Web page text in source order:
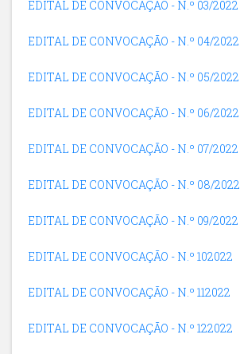
EDITAL DE CONVOCAÇÃO - N.º 03/2022
EDITAL DE CONVOCAÇÃO - N.º 04/2022
EDITAL DE CONVOCAÇÃO - N.º 05/2022
EDITAL DE CONVOCAÇÃO - N.º 06/2022
EDITAL DE CONVOCAÇÃO - N.º 07/2022
EDITAL DE CONVOCAÇÃO - N.º 08/2022
EDITAL DE CONVOCAÇÃO - N.º 09/2022
EDITAL DE CONVOCAÇÃO - N.º 102022
EDITAL DE CONVOCAÇÃO - N.º 112022
EDITAL DE CONVOCAÇÃO - N.º 122022